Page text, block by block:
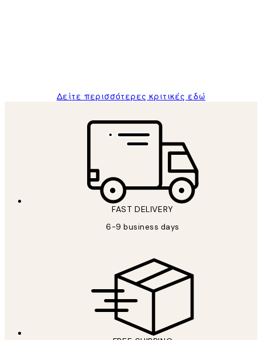
Δείτε περισσότερες κριτικές εδώ
FAST DELIVERY
6-9 business days